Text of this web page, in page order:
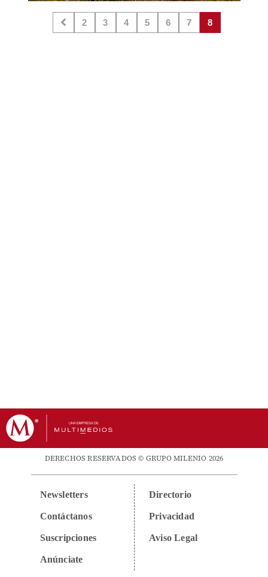
2 3 4 5 6 7 8
DERECHOS RESERVADOS © GRUPO MILENIO 2026
Newsletters
Contáctanos
Suscripciones
Anúnciate
Directorio
Privacidad
Aviso Legal